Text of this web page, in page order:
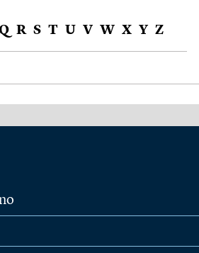
R S T U V W X Y Z